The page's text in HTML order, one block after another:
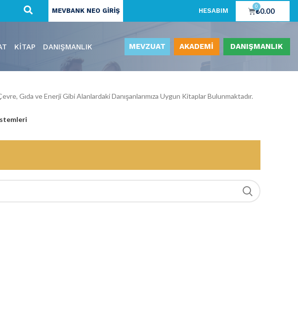
MEVBANK NEO GİRİŞ HESABIM ₺0.00
0
KITAP DANIŞMANLIK MEVZUAT AKADEMİ DANIŞMANLIK
Gıda ve Enerji Gibi Alanlardaki Danışanlarımıza Uygun Kitaplar Bulunmaktadır.